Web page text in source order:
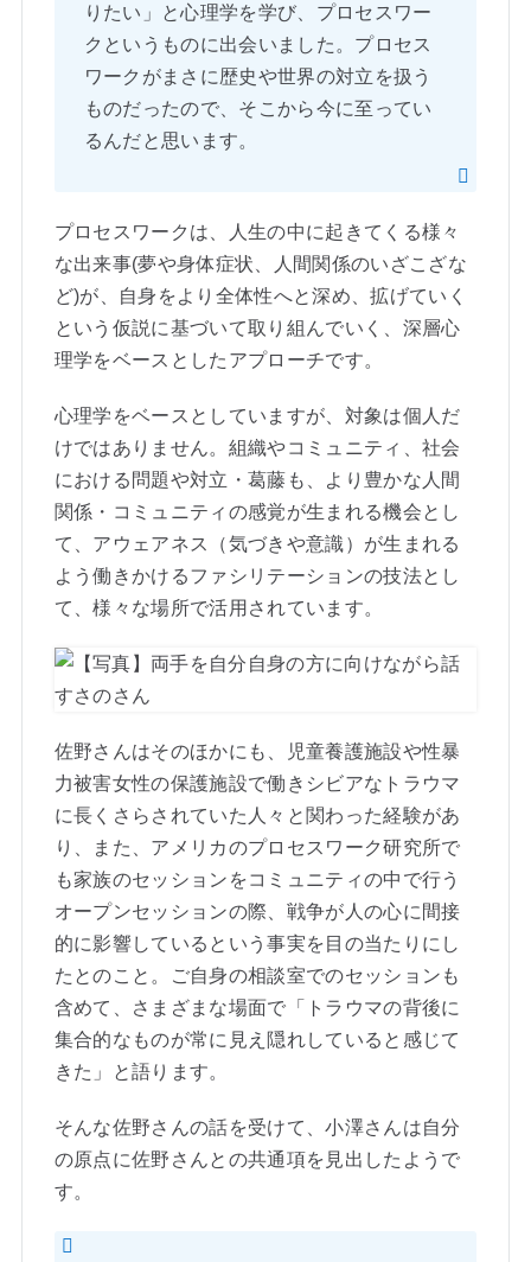
りたい」と心理学を学び、プロセスワー
クというものに出会いました。プロセス
ワークがまさに歴史や世界の対立を扱う
ものだったので、そこから今に至ってい
るんだと思います。
プロセスワークは、人生の中に起きてくる様々
な出来事(夢や身体症状、人間関係のいざこざな
ど)が、自身をより全体性へと深め、拡げていく
という仮説に基づいて取り組んでいく、深層心
理学をベースとしたアプローチです。
心理学をベースとしていますが、対象は個人だ
けではありません。組織やコミュニティ、社会
における問題や対立・葛藤も、より豊かな人間
関係・コミュニティの感覚が生まれる機会とし
て、アウェアネス（気づきや意識）が生まれる
よう働きかけるファシリテーションの技法とし
て、様々な場所で活用されています。
佐野さんはそのほかにも、児童養護施設や性暴
力被害女性の保護施設で働きシビアなトラウマ
に長くさらされていた人々と関わった経験があ
り、また、アメリカのプロセスワーク研究所で
も家族のセッションをコミュニティの中で行う
オープンセッションの際、戦争が人の心に間接
的に影響しているという事実を目の当たりにし
たとのこと。ご自身の相談室でのセッションも
含めて、さまざまな場面で「トラウマの背後に
集合的なものが常に見え隠れしていると感じて
きた」と語ります。
そんな佐野さんの話を受けて、小澤さんは自分
の原点に佐野さんとの共通項を見出したようで
す。